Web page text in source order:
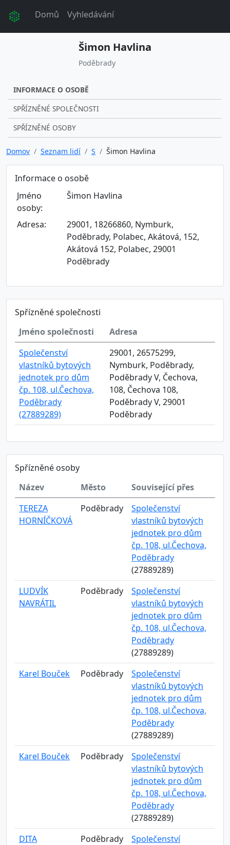
Domů Vyhledávání
Šimon Havlina
Poděbrady
INFORMACE O OSOBĚ
SPŘÍZNĚNÉ SPOLEČNOSTI
SPŘÍZNĚNÉ OSOBY
Domov Seznam lidí S Šimon Havlina
Informace o osobě
Jméno
osoby:
Šimon Havlina
Adresa:
29001, 18266860, Nymburk,
Poděbrady, Polabec, Akátová, 152,
Akátová 152, Polabec, 29001
Poděbrady
Spřízněné společnosti
Jméno společnosti
Adresa
Společenství
vlastníků bytových
jednotek pro dům
čp. 108, ul.Čechova,
Poděbrady
(27889289)
29001, 26575299,
Nymburk, Poděbrady,
Poděbrady V, Čechova,
108, Čechova 108,
Poděbrady V, 29001
Poděbrady
Spřízněné osoby
Název
Město
Související přes
TEREZA
HORNÍČKOVÁ
Poděbrady
Společenství
vlastníků bytových
jednotek pro dům
čp. 108, ul.Čechova,
Poděbrady
(27889289)
LUDVÍK
NAVRÁTIL
Poděbrady
Společenství
vlastníků bytových
jednotek pro dům
čp. 108, ul.Čechova,
Poděbrady
(27889289)
Karel Bouček
Poděbrady
Společenství
vlastníků bytových
jednotek pro dům
čp. 108, ul.Čechova,
Poděbrady
(27889289)
Karel Bouček
Poděbrady
Společenství
vlastníků bytových
jednotek pro dům
čp. 108, ul.Čechova,
Poděbrady
(27889289)
DITA
Poděbrady
Společenství